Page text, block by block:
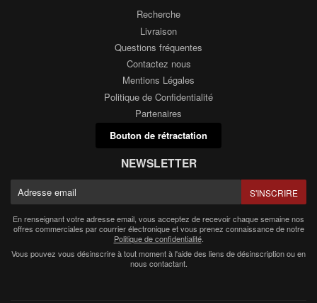
Recherche
Livraison
Questions fréquentes
Contactez nous
Mentions Légales
Politique de Confidentialité
Partenaires
Bouton de rétractation
NEWSLETTER
S'INSCRIRE
En renseignant votre adresse email, vous acceptez de recevoir chaque semaine nos
offres commerciales par courrier électronique et vous prenez connaissance de notre
Politique de confidentialité.
Vous pouvez vous désinscrire à tout moment à l'aide des liens de désinscription ou en
nous contactant.